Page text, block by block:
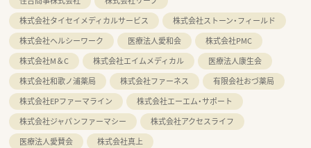
株式会社タイセイメディカルサービス
株式会社ストーン・フィールド
株式会社ヘルシーワーク
医療法人愛和会
株式会社PMC
株式会社M＆C
株式会社エイムメディカル
医療法人康生会
株式会社和歌ノ浦薬局
株式会社ファーネス
有限会社おづ薬局
株式会社EPファーマライン
株式会社エーエム・サポート
株式会社ジャパンファーマシー
株式会社アクセスライフ
医療法人愛賛会
株式会社真上